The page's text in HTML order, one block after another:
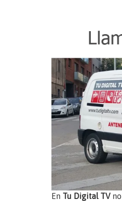
En Tu Digital TVno